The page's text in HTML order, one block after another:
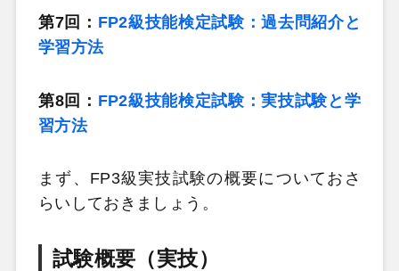
第7回： FP2級技能検定試験：過去問紹介と
学習方法
第8回： FP2級技能検定試験：実技試験と学
習方法
まず、FP3級実技試験の概要についておさ
らいしておきましょう。
試験概要（実技）